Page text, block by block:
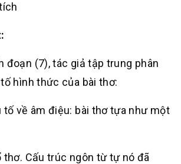
đoạn (7), tác giả tập trung phân
hình thức của bài thơ:
tố về âm điệu: bài thơ tựa như một
thơ. Cấu trúc ngôn từ tự nó đã